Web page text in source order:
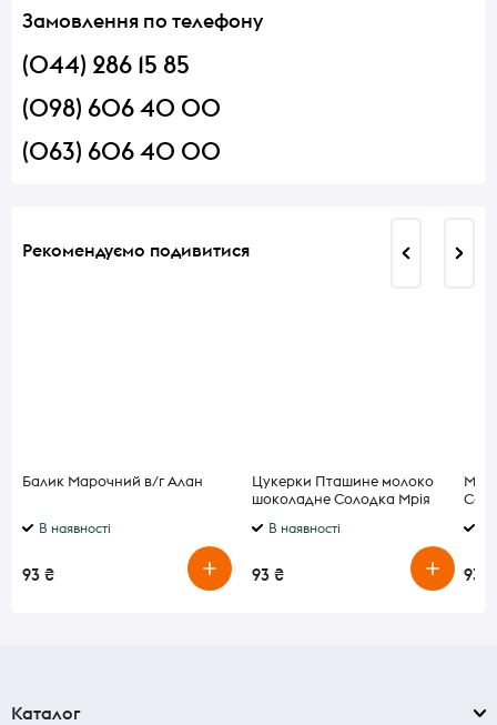
Замовлення по телефону
(044) 286 15 85
(098) 606 40 00
(063) 606 40 00
Рекомендуємо подивитися
Балик Марочний в/г Алан
В наявності
93 ₴
Цукерки Пташине молоко
шоколадне Солодка Мрія
В наявності
93 ₴ 93 ₴
Каталог